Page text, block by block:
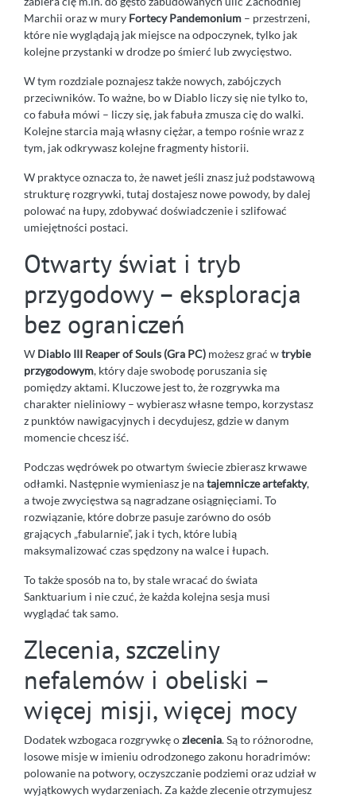
Marchii oraz w mury Fortecy Pandemonium – przestrzeni,
które nie wyglądają jak miejsce na odpoczynek, tylko jak
kolejne przystanki w drodze po śmierć lub zwycięstwo.
W tym rozdziale poznajesz także nowych, zabójczych
przeciwników. To ważne, bo w Diablo liczy się nie tylko to,
co fabuła mówi – liczy się, jak fabuła zmusza cię do walki.
Kolejne starcia mają własny ciężar, a tempo rośnie wraz z
tym, jak odkrywasz kolejne fragmenty historii.
W praktyce oznacza to, że nawet jeśli znasz już podstawową
strukturę rozgrywki, tutaj dostajesz nowe powody, by dalej
polować na łupy, zdobywać doświadczenie i szlifować
umiejętności postaci.
Otwarty świat i tryb
przygodowy – eksploracja
bez ograniczeń
W Diablo III Reaper of Souls (Gra PC) możesz grać wtrybie
przygodowym, który daje swobodę poruszania się
pomiędzy aktami. Kluczowe jest to, że rozgrywka ma
charakter nieliniowy – wybierasz własne tempo, korzystasz
z punktów nawigacyjnych i decydujesz, gdzie w danym
momencie chcesz iść.
Podczas wędrówek po otwartym świecie zbierasz krwawe
odłamki. Następnie wymieniasz je natajemnicze artefakty,
a twoje zwycięstwa są nagradzane osiągnięciami. To
rozwiązanie, które dobrze pasuje zarówno do osób
grających „fabularnie”, jak i tych, które lubią
maksymalizować czas spędzony na walce i łupach.
To także sposób na to, by stale wracać do świata
Sanktuarium i nie czuć, że każda kolejna sesja musi
wyglądać tak samo.
Zlecenia, szczeliny
nefalemów i obeliski –
więcej misji, więcej mocy
Dodatek wzbogaca rozgrywkę ozlecenia. Są to różnorodne,
losowe misje w imieniu odrodzonego zakonu horadrimów:
polowanie na potwory, oczyszczanie podziemi oraz udział w
wyjątkowych wydarzeniach. Za każde zlecenie otrzymujesz